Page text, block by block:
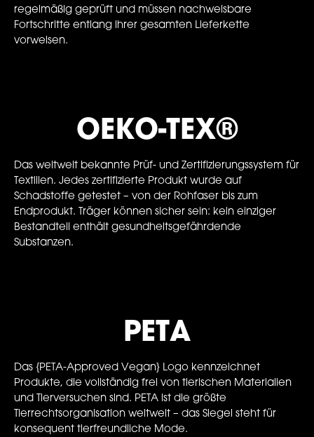
regelmäßig geprüft und müssen nachweisbare
Fortschritte entlang ihrer gesamten Lieferkette
vorweisen.
OEKO-TEX®
Das weltweit bekannte Prüf- und Zertifizierungssystem für
Textilien. Jedes zertifizierte Produkt wurde auf
Schadstoffe getestet – von der Rohfaser bis zum
Endprodukt. Träger können sicher sein: kein einziger
Bestandteil enthält gesundheitsgefährdende
Substanzen.
PETA
Das {PETA-Approved Vegan} Logo kennzeichnet
Produkte, die vollständig frei von tierischen Materialien
und Tierversuchen sind. PETA ist die größte
Tierrechtsorganisation weltweit – das Siegel steht für
konsequent tierfreundliche Mode.